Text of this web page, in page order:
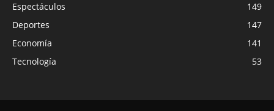
Espectáculos
149
Deportes
147
Economía
141
Tecnología
53